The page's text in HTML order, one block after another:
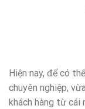
Hiện nay, để có
chuyên nghiệp,
khách hàng từ cái